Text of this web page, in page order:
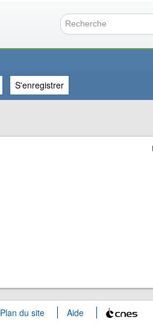
S'enregistrer
Plan du site Aide